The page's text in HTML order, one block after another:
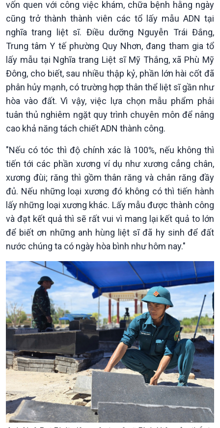
Tin Đời sống & Xã hội
360 độ Sức khỏe
Chuyển đổi Xanh
Tài nguyên và Môi trường
Chuyên gia của bạn
Xã hội chuyển động
Bước chân đến trường
Tin Khoa học & Công nghệ
Kết nối công nghệ
Sống chung với biến đổi
khí hậu
vốn quen với công việc khám, chữa bệnh hằng ngày
cũng trở thành thành viên các tổ lấy mẫu ADN tại
nghĩa trang liệt sĩ. Điều dưỡng Nguyễn Trái Đắng,
Trung tâm Y tế phường Quy Nhơn, đang tham gia tổ
lấy mẫu tại Nghĩa trang Liệt sĩ Mỹ Thắng, xã Phù Mỹ
Đông, cho biết, sau nhiều thập kỷ, phần lớn hài cốt đã
phân hủy mạnh, có trường hợp thân thể liệt sĩ gần như
hòa vào đất. Vì vậy, việc lựa chọn mẫu phẩm phải
tuân thủ nghiêm ngặt quy trình chuyên môn để nâng
cao khả năng tách chiết ADN thành công.
"Nếu có tóc thì độ chính xác là 100%, nếu không thì
tiến tới các phần xương ví dụ như xương cẳng chân,
xương đùi; răng thì gồm thân răng và chân răng đầy
đủ. Nếu những loại xương đó không có thì tiến hành
lấy những loại xương khác. Lấy mẫu được thành công
và đạt kết quả thì sẽ rất vui vì mang lại kết quả to lớn
để biết ơn những anh hùng liệt sĩ đã hy sinh để đất
nước chúng ta có ngày hòa bình như hôm nay."